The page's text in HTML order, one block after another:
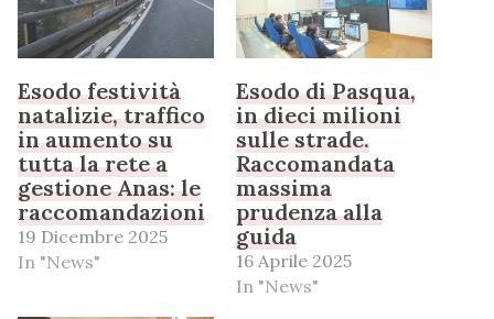
Esodo festività
natalizie, traffico
in aumento su
tutta la rete a
gestione Anas: le
raccomandazioni
19 Dicembre 2025
In "News"
Esodo di Pasqua,
in dieci milioni
sulle strade.
Raccomandata
massima
prudenza alla
guida
16 Aprile 2025
In "News"